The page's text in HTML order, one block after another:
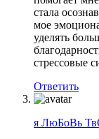
сталa
мое
уделять
стрессовые
Ответить
я ЛюБоВь